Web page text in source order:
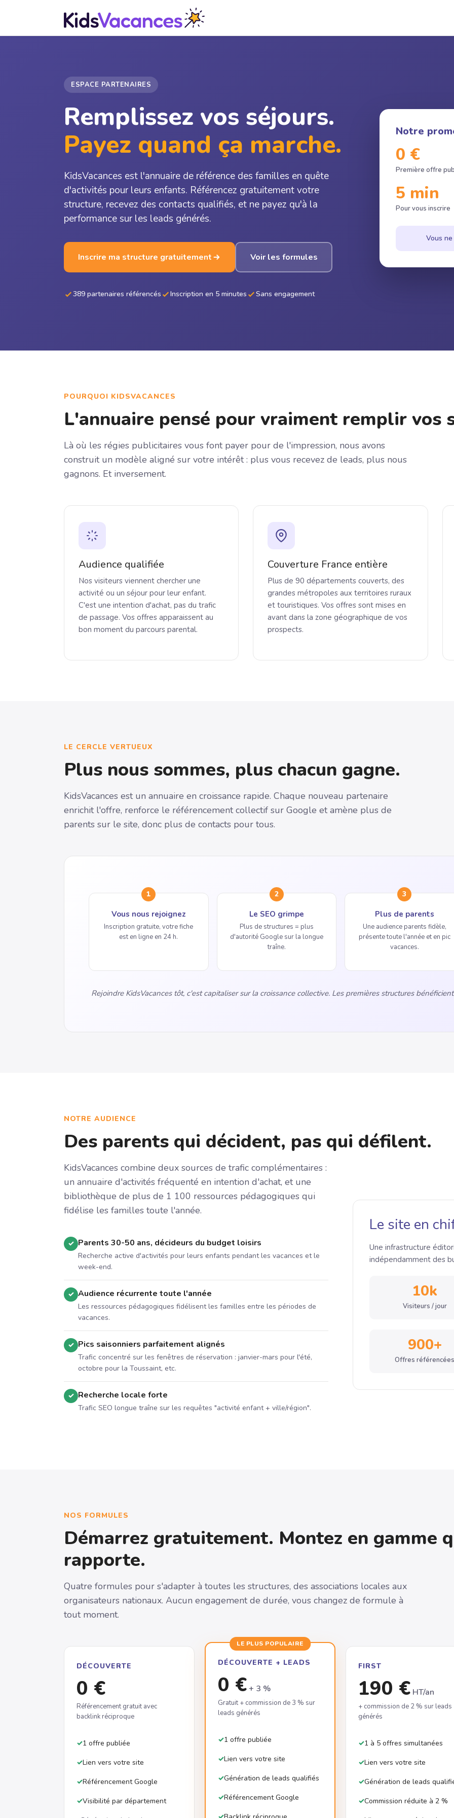
ESPACE PARTENAIRES
Remplissez vos séjours.
Payez quand ça marche.
KidsVacances est l'annuaire de référence des familles en quête
d'activités pour leurs enfants. Référencez gratuitement votre
structure, recevez des contacts qualifiés, et ne payez qu'à la
performance sur les leads générés.
Inscrire ma structure gratuitement Voir les formules
389 partenaires référencés Inscription en 5 minutes Sans engagement
Notre
0 €
Première offre
5 min
Pour vous inscrire
Vous
POURQUOI KIDSVACANCES
L'annuaire pensé pour vraiment remplir vos
Là où les régies publicitaires vous font payer pour de l'impression, nous avons
construit un modèle aligné sur votre intérêt : plus vous recevez de leads, plus nous
gagnons. Et inversement.
Audience qualifiée
Nos visiteurs viennent chercher une
activité ou un séjour pour leur enfant.
C'est une intention d'achat, pas du trafic
de passage. Vos offres apparaissent au
bon moment du parcours parental.
Couverture France entière
Plus de 90 départements couverts, des
grandes métropoles aux territoires ruraux
et touristiques. Vos offres sont mises en
avant dans la zone géographique de vos
prospects.
LE CERCLE VERTUEUX
Plus nous sommes, plus chacun gagne.
KidsVacances est un annuaire en croissance rapide. Chaque nouveau partenaire
enrichit l'offre, renforce le référencement collectif sur Google et amène plus de
parents sur le site, donc plus de contacts pour tous.
1
Vous nous rejoignez
Inscription gratuite, votre fiche
est en ligne en 24 h.
2
Le SEO grimpe
Plus de structures = plus
d'autorité Google sur la longue
traîne.
3
Plus de parents
Une audience parents fidèle,
présente toute l'année et en pic
vacances.
Rejoindre KidsVacances tôt, c'est capitaliser sur la croissance collective. Les premières structures
NOTRE AUDIENCE
Des parents qui décident, pas qui défilent.
KidsVacances combine deux sources de trafic complémentaires :
un annuaire d'activités fréquenté en intention d'achat, et une
bibliothèque de plus de 1 100 ressources pédagogiques qui
fidélise les familles toute l'année.
✓ Parents 30-50 ans, décideurs du budget loisirs
Recherche active d'activités pour leurs enfants pendant les vacances et le
week-end.
✓ Audience récurrente toute l'année
Les ressources pédagogiques fidélisent les familles entre les périodes de
vacances.
✓ Pics saisonniers parfaitement alignés
Trafic concentré sur les fenêtres de réservation : janvier-mars pour l'été,
octobre pour la Toussaint, etc.
✓ Recherche locale forte
Trafic SEO longue traîne sur les requêtes "activité enfant + ville/région".
Le site en
Une infrastructure
indépendamment des
10k
Visiteurs / jour
900+
Offres référencées
NOS FORMULES
Démarrez gratuitement. Montez en gamme
rapporte.
Quatre formules pour s'adapter à toutes les structures, des associations locales aux
organisateurs nationaux. Aucun engagement de durée, vous changez de formule à
tout moment.
DÉCOUVERTE
0 €
Référencement gratuit avec
backlink réciproque
1 offre publiée
Lien vers votre site
Référencement Google
Visibilité par département
LE PLUS POPULAIRE
DÉCOUVERTE + LEADS
0 €+ 3 %
Gratuit + commission de 3 % sur
leads générés
1 offre publiée
Lien vers votre site
Génération de leads qualifiés
Référencement Google
FIRST
190 € HT/an
+ commission de 2 % sur leads
générés
1 à 5 offres simultanées
Lien vers votre site
Génération de leads
Commission réduite à 2 %